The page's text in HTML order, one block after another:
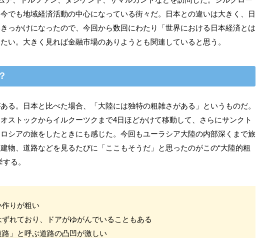
でも地域経済活動の中心になっている街々だ。日本との違いは大きく、日
っかけになったので、今回から数回にわたり「世界における日本経済とは
い。大きく見れば金融市場のありようとも関連していると思う。
る。日本と比べた場合、「大陸には独特の粗雑さがある」というものだ。
ストックからイルクーツクまで4日ほどかけて移動して、さらにサンクト
シアの旅をしたときにも感じた。今回もユーラシア大陸の内部深くまで旅
物、道路などを見るたびに「ここもそうだ」と思ったのがこの“大陸的粗
る。
りが粗い
れており、ドアがゆがんでいることもある
」と呼ぶ道路の凸凹が激しい